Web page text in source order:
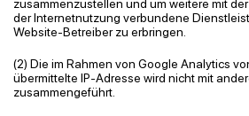
zusammenzustellen und um weitere mit
der Internetnutzung verbundene
Website-Betreiber zu erbringen.
(2) Die im Rahmen von Google Analytics
übermittelte IP-Adresse wird nicht mit
zusammengeführt.